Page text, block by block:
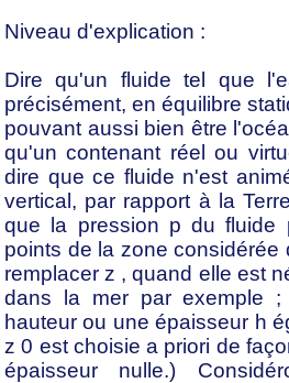
Niveau d'explication :
Dire qu'un fluide tel que
précisément, en équilibre
pouvant aussi bien être
qu'un contenant réel ou
dire que ce fluide n'est
vertical, par rapport à la
que la pression p du fluide
points de la zone
remplacer z , quand elle est
dans la mer par exemple
hauteur ou une épaisseur h
z 0 est choisie a priori de
épaisseur nulle.)